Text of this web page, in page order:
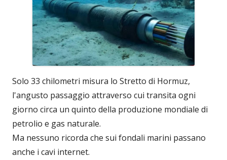
Solo 33 chilometri misura lo Stretto di Hormuz,
l'angusto passaggio attraverso cui transita ogni
giorno circa un quinto della produzione mondiale di
petrolio e gas naturale.
Ma nessuno ricorda che sui fondali marini passano
anche i cavi internet.